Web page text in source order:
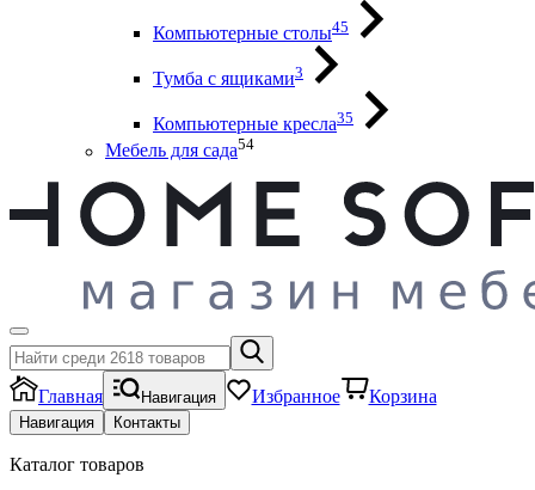
Компьютерные столы45
Тумба с ящиками3
Компьютерные кресла35
Мебель для сада54
Главная Навигация Избранное Корзина
Навигация Контакты
Каталог товаров